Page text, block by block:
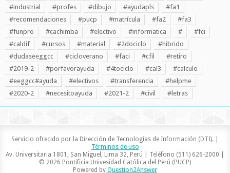
#industrial
#profes #dibujo #ayudapls
#fa1
#recomendaciones
#pucp #matrícula #fa2
#fa3
#funpro
#cachimba #electivo #informatica #
#fci
#caldif
#cursos #material #2dociclo
#hibrido
#dudaseeggcc
#cicloverano #faci #cfil
#retiro
#2019-2
#porfavorayuda #4tociclo #cal3
#calculo
#eeggcc#ayuda
#electivos #transferencia
#helpme
#2020-2
#necesitoayuda #2021-2 #civil #letras
Servicio ofrecido por la Dirección de Tecnologías de Información (DTI). |
Términos de uso
Av. Universitaria 1801, San Miguel, Lima 32, Perú | Teléfono (511) 626-2000 |
© 2026 Pontificia Univesidad Católica del Perú (PUCP)
Powered by Question2Answer